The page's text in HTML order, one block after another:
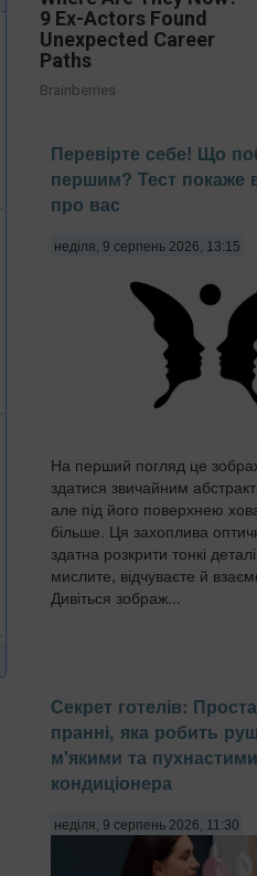
9 Ex-Actors Found
Unexpected Career
Paths
Brainberries
Перевірте себе! Що
першим? Тест покаже
про вас
неділя, 9 серпень 2026, 13:15
На перший погляд це
здатися звичайним
але під його поверхнею
більше. Ця захоплива
здатна розкрити тонкі
мислите, відчуваєте й
Дивіться зображ...
Секрет готелів:
пранні, яка робить
м'якими та
кондиціонера
неділя, 9 серпень 2026, 11:30